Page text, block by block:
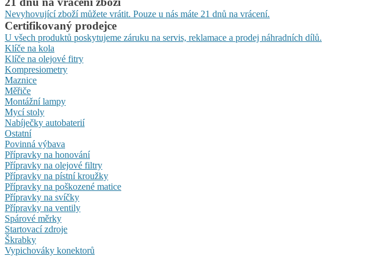
Nevyhovující zboží můžete vrátit. Pouze u nás máte 21 dnů na vrácení.
Certifikovaný prodejce
U všech produktů poskytujeme záruku na servis, reklamace a prodej náhradních dílů.
Klíče na kola
Klíče na olejové fitry
Kompresiometry
Maznice
Měřiče
Montážní lampy
Mycí stoly
Nabíječky autobaterií
Ostatní
Povinná výbava
Přípravky na honování
Přípravky na olejové filtry
Přípravky na pístní kroužky
Přípravky na poškozené matice
Přípravky na svíčky
Přípravky na ventily
Spárové měrky
Startovací zdroje
Škrabky
Vypichováky konektorů